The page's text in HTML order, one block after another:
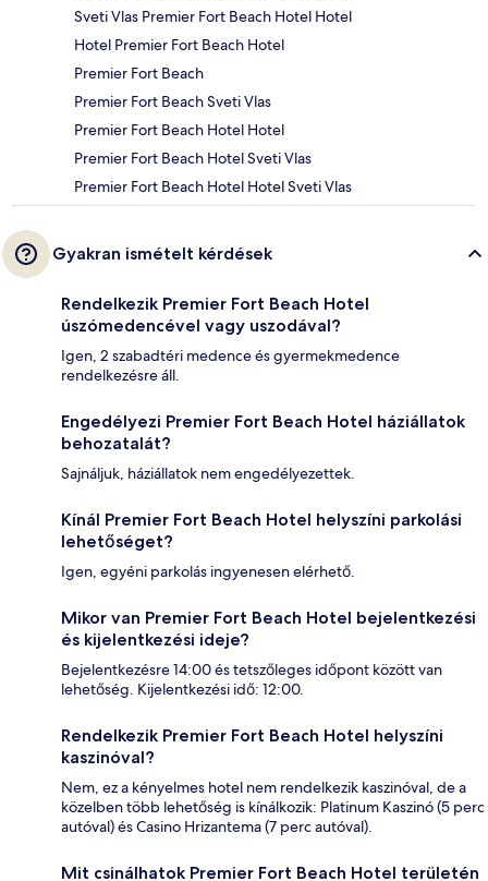
Sveti Vlas Premier Fort Beach Hotel Hotel
Hotel Premier Fort Beach Hotel
Premier Fort Beach
Premier Fort Beach Sveti Vlas
Premier Fort Beach Hotel Hotel
Premier Fort Beach Hotel Sveti Vlas
Premier Fort Beach Hotel Hotel Sveti Vlas
Gyakran ismételt kérdések
Rendelkezik Premier Fort Beach Hotel
úszómedencével vagy uszodával?
Igen, 2 szabadtéri medence és gyermekmedence
rendelkezésre áll.
Engedélyezi Premier Fort Beach Hotel háziállatok
behozatalát?
Sajnáljuk, háziállatok nem engedélyezettek.
Kínál Premier Fort Beach Hotel helyszíni parkolási
lehetőséget?
Igen, egyéni parkolás ingyenesen elérhető.
Mikor van Premier Fort Beach Hotel bejelentkezési
és kijelentkezési ideje?
Bejelentkezésre 14:00 és tetszőleges időpont között van
lehetőség. Kijelentkezési idő: 12:00.
Rendelkezik Premier Fort Beach Hotel helyszíni
kaszinóval?
Nem, ez a kényelmes hotel nem rendelkezik kaszinóval, de a
közelben több lehetőség is kínálkozik: Platinum Kaszinó (5 perc
autóval) és Casino Hrizantema (7 perc autóval).
Mit csinálhatok Premier Fort Beach Hotel területén